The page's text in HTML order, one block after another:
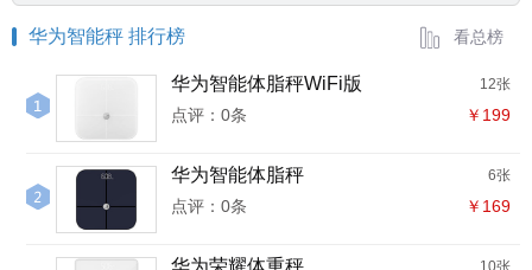
华为智能秤 排行榜 看总榜
华为智能体脂秤WiFi版 12张
点评：0条 ￥199
华为智能体脂秤 6张
点评：0条 ￥169
华为荣耀体重秤 10张